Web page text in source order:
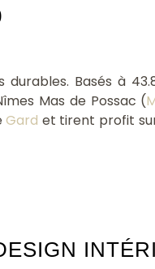
Basés à
Mas de Possac (
Gard et tirent profit